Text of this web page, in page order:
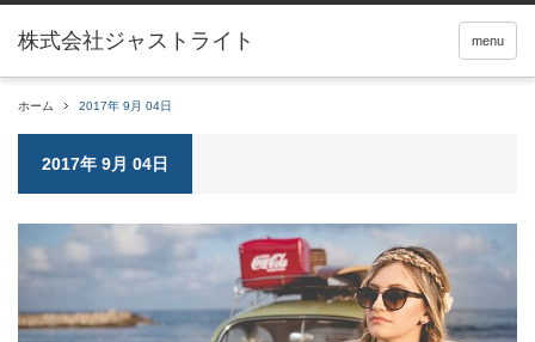
menu
ホーム 2017年 9月 04日
2017年 9月 04日